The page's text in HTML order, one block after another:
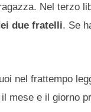
Nel terzo
due fratelli. Se
nel frattempo
mese e il giorno